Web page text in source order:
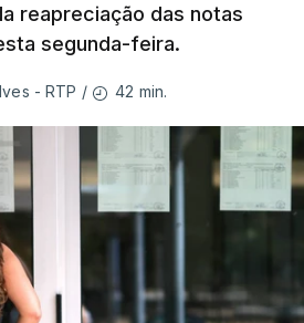
reapreciação das notas
segunda-feira.
- RTP / 42 min.